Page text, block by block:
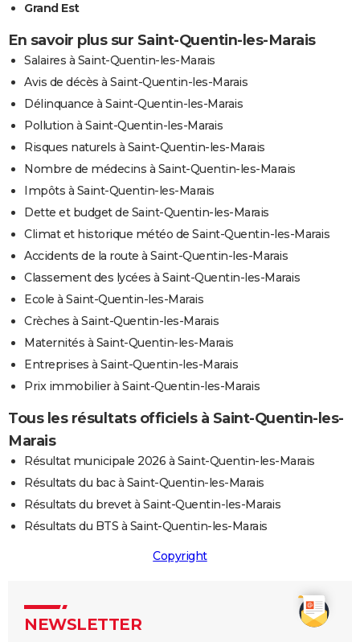
Grand Est
En savoir plus sur Saint-Quentin-les-Marais
Salaires à Saint-Quentin-les-Marais
Avis de décès à Saint-Quentin-les-Marais
Délinquance à Saint-Quentin-les-Marais
Pollution à Saint-Quentin-les-Marais
Risques naturels à Saint-Quentin-les-Marais
Nombre de médecins à Saint-Quentin-les-Marais
Impôts à Saint-Quentin-les-Marais
Dette et budget de Saint-Quentin-les-Marais
Climat et historique météo de Saint-Quentin-les-Marais
Accidents de la route à Saint-Quentin-les-Marais
Classement des lycées à Saint-Quentin-les-Marais
Ecole à Saint-Quentin-les-Marais
Crèches à Saint-Quentin-les-Marais
Maternités à Saint-Quentin-les-Marais
Entreprises à Saint-Quentin-les-Marais
Prix immobilier à Saint-Quentin-les-Marais
Tous les résultats officiels à Saint-Quentin-les-
Marais
Résultat municipale 2026 à Saint-Quentin-les-Marais
Résultats du bac à Saint-Quentin-les-Marais
Résultats du brevet à Saint-Quentin-les-Marais
Résultats du BTS à Saint-Quentin-les-Marais
Copyright
NEWSLETTER